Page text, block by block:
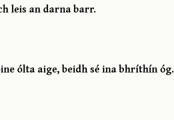
leis an darna barr.
ólta aige, beidh sé ina bhríthín óg.